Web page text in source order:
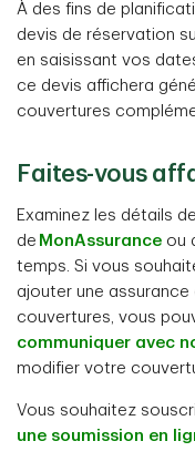
À des fins de
devis de réservation
en saisissant vos
ce devis affichera
couvertures
Faites-vous
Examinez les détails
de MonAssurance ou
temps. Si vous
ajouter une
couvertures, vous
communiquer avec
modifier votre
Vous souhaitez
une soumission en